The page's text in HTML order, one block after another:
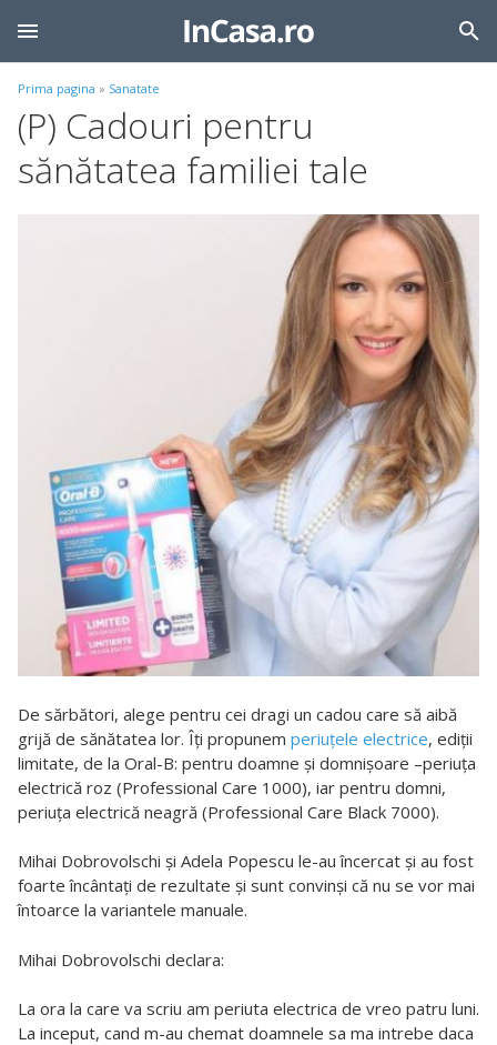
Prima pagina » Sanatate
(P) Cadouri pentru
sănătatea familiei tale
De sărbători, alege pentru cei dragi un cadou care să aibă
grijă de sănătatea lor. Îţi propunem periuţele electrice, ediţii
limitate, de la Oral-B: pentru doamne şi domnişoare –periuţa
electrică roz (Professional Care 1000), iar pentru domni,
periuţa electrică neagră (Professional Care Black 7000).
Mihai Dobrovolschi şi Adela Popescu le-au încercat şi au fost
foarte încântaţi de rezultate şi sunt convinşi că nu se vor mai
întoarce la variantele manuale.
Mihai Dobrovolschi declara:
La ora la care va scriu am periuta electrica de vreo patru luni.
La inceput, cand m-au chemat doamnele sa ma intrebe daca